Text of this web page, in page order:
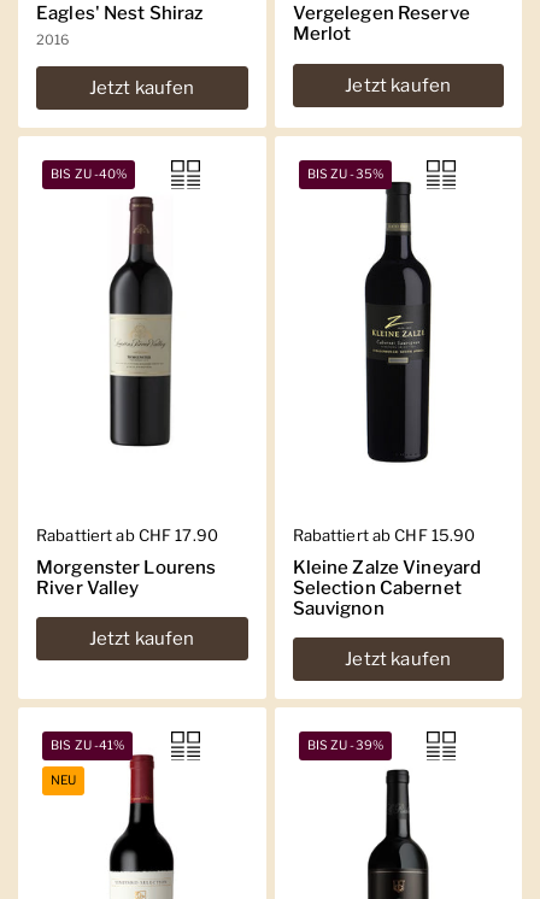
Eagles' Nest Shiraz
2016
Jetzt kaufen
Vergelegen Reserve
Merlot
Jetzt kaufen
Regulärer Preis
Rabattiert ab CHF 17.90
Morgenster Lourens
River Valley
Jetzt kaufen
BIS ZU -40%
Regulärer Preis
Rabattiert ab CHF 15.90
Kleine Zalze Vineyard
Selection Cabernet
Sauvignon
Jetzt kaufen
BIS ZU -35%
BIS ZU -41%
NEU
BIS ZU -39%